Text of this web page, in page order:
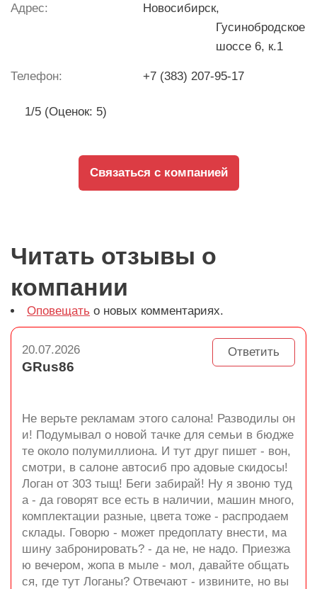
Адрес: Новосибирск,
Гусинобродское
шоссе 6, к.1
Телефон: +7 (383) 207-95-17
1/5 (Оценок: 5)
Связаться с компанией
Читать отзывы о
компании
Оповещать о новых комментариях.
Ответить
20.07.2026
GRus86
Не верьте рекламам этого салона! Разводилы он
и! Подумывал о новой тачке для семьи в бюдже
те около полумиллиона. И тут друг пишет - вон,
смотри, в салоне автосиб про адовые скидосы!
Логан от 303 тыщ! Беги забирай! Ну я звоню туд
а - да говорят все есть в наличии, машин много,
комплектации разные, цвета тоже - распродаем
склады. Говорю - может предоплату внести, ма
шину забронировать? - да не, не надо. Приезжа
ю вечером, жопа в мыле - мол, давайте общать
ся, где тут Логаны? Отвечают - извините, но вы